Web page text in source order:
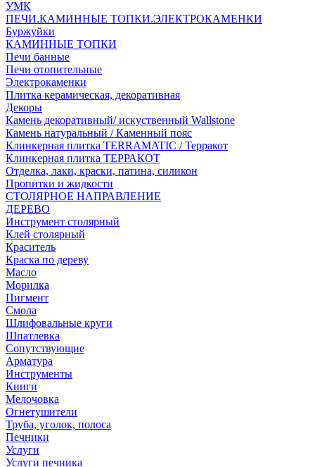
УМК
ПЕЧИ.КАМИННЫЕ ТОПКИ.ЭЛЕКТРОКАМЕНКИ
Буржуйки
КАМИННЫЕ ТОПКИ
Печи банные
Печи отопительные
Электрокаменки
Плитка керамическая, декоративная
Декоры
Камень декоративный/ искуственный Wallstone
Камень натуральный / Каменный пояс
Клинкерная плитка TERRAMATIC / Терракот
Клинкерная плитка ТЕРРАКОТ
Отделка, лаки, краски, патина, силикон
Пропитки и жидкости
СТОЛЯРНОЕ НАПРАВЛЕНИЕ
ДЕРЕВО
Инструмент столярный
Клей столярный
Краситель
Краска по дереву
Масло
Морилка
Пигмент
Смола
Шлифовальные круги
Шпатлевка
Сопутствующие
Арматура
Инструменты
Книги
Мелочовка
Огнетушители
Труба, уголок, полоса
Печники
Услуги
Услуги печника